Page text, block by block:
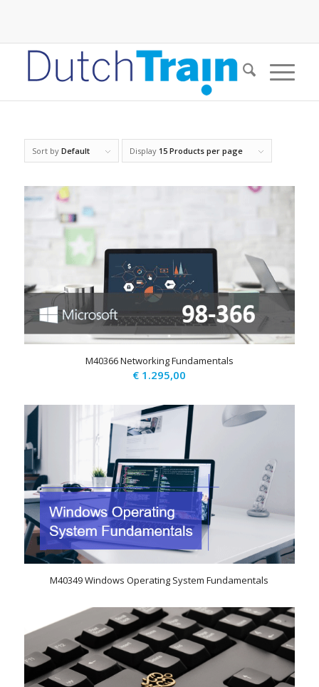
Sort by Default Display 15 Products per page
M40366 Networking Fundamentals
€ 1.295,00
M40349 Windows Operating System Fundamentals